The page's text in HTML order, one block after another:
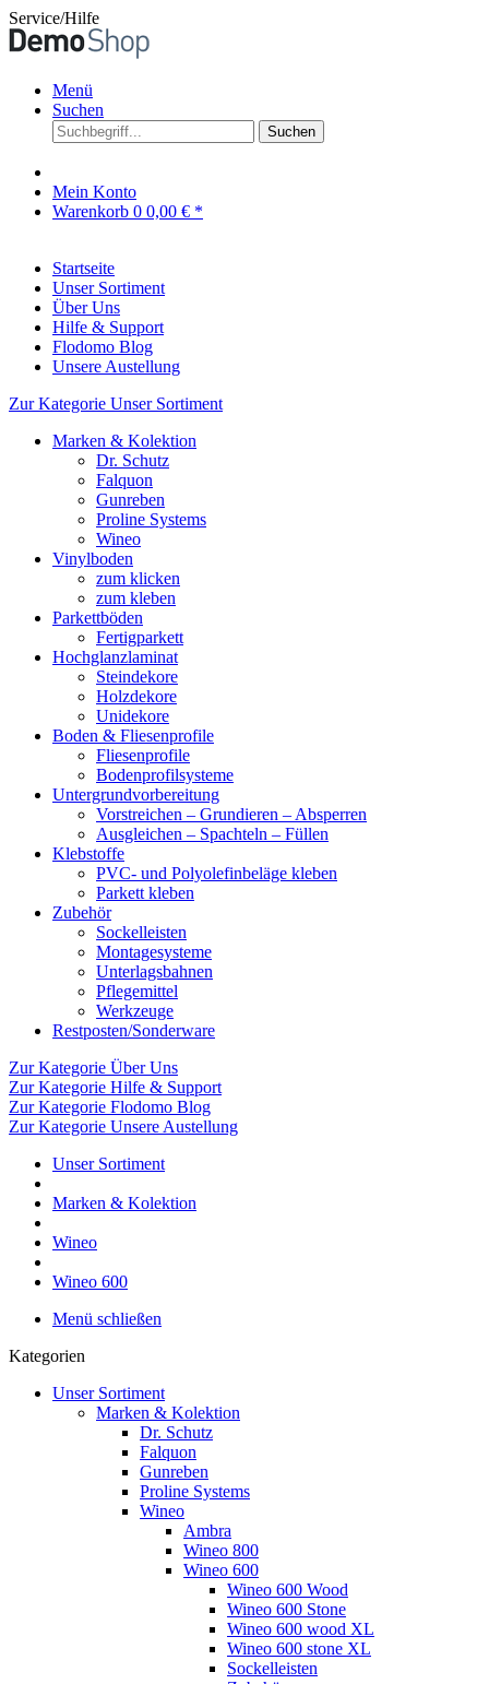
Service/Hilfe
Menü
Suchen
Suchen
Mein Konto
Warenkorb 0 0,00 € *
Startseite
Unser Sortiment
Über Uns
Hilfe & Support
Flodomo Blog
Unsere Austellung
Zur Kategorie Unser Sortiment
Marken & Kolektion
Dr. Schutz
Falquon
Gunreben
Proline Systems
Wineo
Vinylboden
zum klicken
zum kleben
Parkettböden
Fertigparkett
Hochglanzlaminat
Steindekore
Holzdekore
Unidekore
Boden & Fliesenprofile
Fliesenprofile
Bodenprofilsysteme
Untergrundvorbereitung
Vorstreichen – Grundieren – Absperren
Ausgleichen – Spachteln – Füllen
Klebstoffe
PVC- und Polyolefinbeläge kleben
Parkett kleben
Zubehör
Sockelleisten
Montagesysteme
Unterlagsbahnen
Pflegemittel
Werkzeuge
Restposten/Sonderware
Zur Kategorie Über Uns
Zur Kategorie Hilfe & Support
Zur Kategorie Flodomo Blog
Zur Kategorie Unsere Austellung
Unser Sortiment
Marken & Kolektion
Wineo
Wineo 600
Menü schließen
Kategorien
Unser Sortiment
Marken & Kolektion
Dr. Schutz
Falquon
Gunreben
Proline Systems
Wineo
Ambra
Wineo 800
Wineo 600
Wineo 600 Wood
Wineo 600 Stone
Wineo 600 wood XL
Wineo 600 stone XL
Sockelleisten